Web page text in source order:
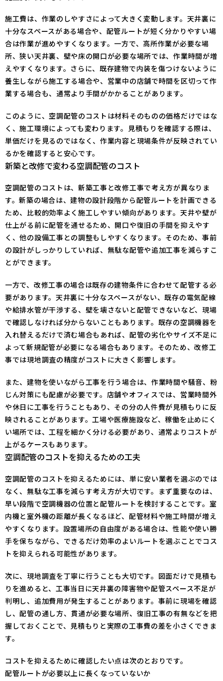
施工費は、作業のしやすさによって大きく変動します。天井裏に
十分なスペースがある場合や、配管ルートが短く分かりやすい場
合は作業が進めやすくなります。一方で、高所作業が必要な場
所、狭い天井裏、壁や床の開口が必要な場所では、作業時間が増
えやすくなります。さらに、既存建物で内装を傷つけないように
養生しながら施工する場合や、営業中の店舗で時間を区切って作
業する場合も、通常より手間がかかることがあります。
このように、空調配管のコストは材料そのものの価格だけではな
く、施工環境によっても変わります。見積もりを確認する際は、
単価だけを見るのではなく、作業内容と現場条件が反映されてい
るかを確認すると安心です。
新築と改修で変わる空調配管のコスト
空調配管のコストは、新築工事と改修工事で考え方が異なりま
す。新築の場合は、建物の設計段階から配管ルートを計画できる
ため、比較的効率よく施工しやすい傾向があります。天井や壁が
仕上がる前に配管を通せるため、開口や復旧の手間を抑えやす
く、他の設備工事との調整もしやすくなります。そのため、事前
の設計がしっかりしていれば、無駄な配管や追加工事を減らすこ
とができます。
一方で、改修工事の場合は既存の建物条件に合わせて配管する必
要があります。天井裏に十分なスペースがない、既存の電気配線
や給排水管が干渉する、壁を壊さないと配管できないなど、現場
で確認しなければ分からないこともあります。既存の空調機器を
入れ替えるだけで済む場合もあれば、配管の劣化やサイズ不足に
よって新規配管が必要になる場合もあります。そのため、改修工
事では現地調査の精度がコストに大きく影響します。
また、建物を使いながら工事を行う場合は、作業時間や騒音、粉
じん対策にも配慮が必要です。店舗やオフィスでは、営業時間外
や休日に工事を行うこともあり、その分の人件費が見積もりに反
映されることがあります。工場や医療施設など、稼働を止めにく
い場所では、工程を細かく分ける必要があり、通常よりコストが
上がるケースもあります。
空調配管のコストを抑えるための工夫
空調配管のコストを抑えるためには、単に安い業者を選ぶのでは
なく、無駄な工事を減らす考え方が大切です。まず重要なのは、
早い段階で空調機器の位置と配管ルートを検討することです。室
内機と室外機の距離が長くなるほど、配管材料や施工時間が増え
やすくなります。設置場所の自由度がある場合は、性能や使い勝
手を保ちながら、できるだけ効率のよいルートを選ぶことでコス
トを抑えられる可能性があります。
次に、現地調査を丁寧に行うことも大切です。図面だけで見積も
りを進めると、工事当日に天井裏の障害物や配管スペース不足が
判明し、追加費用が発生することがあります。事前に現場を確認
し、配管の通し方、貫通が必要な場所、復旧工事の有無などを把
握しておくことで、見積もりと実際の工事費の差を小さくできま
す。
コストを抑えるために確認したい点は次のとおりです。
配管ルートが必要以上に長くなっていないか